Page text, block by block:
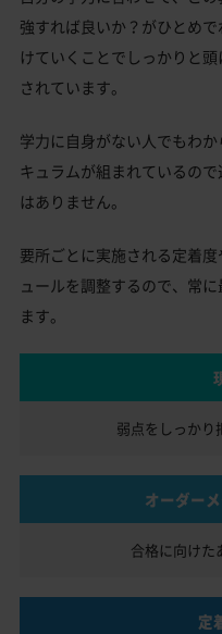
強すれば良いか？がひとめ
けていくことでしっかりと
されています。
学力に自身がない人でもわ
キュラムが組まれているの
はありません。
要所ごとに実施される定着
ュールを調整するので、常
ます。
弱点をしっかり
オーダー
合格に向けた
定